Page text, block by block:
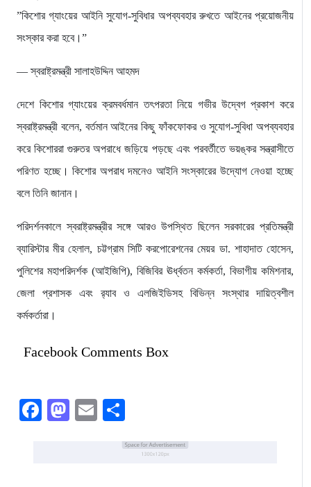
​”কিশোর গ্যাংয়ের আইনি সুযোগ-সুবিধার অপব্যবহার রুখতে আইনের প্রয়োজনীয়
সংস্কার করা হবে।”
— স্বরাষ্ট্রমন্ত্রী সালাহউদ্দিন আহমদ
​দেশে কিশোর গ্যাংয়ের ক্রমবর্ধমান তৎপরতা নিয়ে গভীর উদ্বেগ প্রকাশ করে
স্বরাষ্ট্রমন্ত্রী বলেন, বর্তমান আইনের কিছু ফাঁকফোকর ও সুযোগ-সুবিধা অপব্যবহার
করে কিশোররা গুরুতর অপরাধে জড়িয়ে পড়ছে এবং পরবর্তীতে ভয়ঙ্কর সন্ত্রাসীতে
পরিণত হচ্ছে। কিশোর অপরাধ দমনেও আইনি সংস্কারের উদ্যোগ নেওয়া হচ্ছে
বলে তিনি জানান।
​পরিদর্শনকালে স্বরাষ্ট্রমন্ত্রীর সঙ্গে আরও উপস্থিত ছিলেন সরকারের প্রতিমন্ত্রী
ব্যারিস্টার মীর হেলাল, চট্টগ্রাম সিটি করপোরেশনের মেয়র ডা. শাহাদাত হোসেন,
পুলিশের মহাপরিদর্শক (আইজিপি), বিজিবির ঊর্ধ্বতন কর্মকর্তা, বিভাগীয় কমিশনার,
জেলা প্রশাসক এবং র‌্যাব ও এলজিইডিসহ বিভিন্ন সংস্থার দায়িত্বশীল
কর্মকর্তারা।
Facebook Comments Box
Facebook
Mastodon
Email